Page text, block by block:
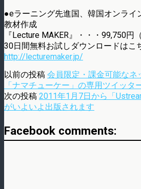
●eラーニング先進国、韓国オンライ
教材作成
『Lecture MAKER』・・・99,750円
30日間無料お試しダウンロードはこ
http://lecturemaker.jp/
以前の投稿 会員限定・課金可能なネ
「ナマチューケー」の専用ツイッタ
次の投稿 2011年1月7日から「
がいよいよ出版されます
Facebook comments: